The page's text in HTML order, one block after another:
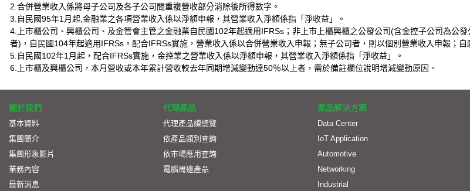
2.合併營業收入係將母子公司及各子公司間重複營收部分消除後所得數字。
3.自民國95年1月起,金融業之各項營業收入係以淨額申報，其營業收入淨額係指「淨收益」。
4.上市櫃公司、興櫃公司、及金管會主管之金融業自民國102年起適用IFRSs；非上市上櫃興櫃之公發公司(含金控子公司為公
者)，自民國104年起適用IFRSs。配合IFRSs實施，營業收入係以合併營業收入申報；無子公司者，則以個別營業收入申報；自
5.自民國102年1月起，配合IFRSs實施，金控業之營業收入係以淨額申報，其營業收入淨額係指「淨收益」。
6.上市櫃及興櫃公司，本月營收或本年累計營收較去年同期增減變動達50％以上者，需於備註欄位說明增減變動原因。
關於我們
基本資料
集團簡介
集團形象影片
業務內容
最新消息
代理產品
代理產品線總覽
依產品類別查詢
依市場應用查詢
電腦周邊產品
產品解決方案
Data Center
IoT Application
Automotive
Networking
Industrial